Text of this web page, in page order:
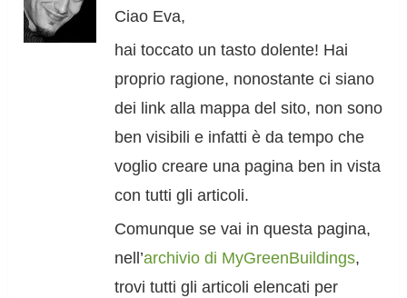
Ciao Eva,
hai toccato un tasto dolente! Hai
proprio ragione, nonostante ci siano
dei link alla mappa del sito, non sono
ben visibili e infatti è da tempo che
voglio creare una pagina ben in vista
con tutti gli articoli.
Comunque se vai in questa pagina,
nell’archivio di MyGreenBuildings,
trovi tutti gli articoli elencati per